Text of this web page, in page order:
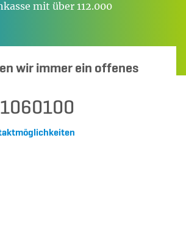
mit über 112.000
wir immer ein offenes